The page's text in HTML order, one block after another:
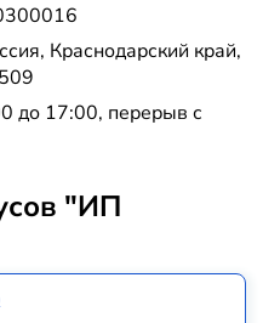
Краснодарский край,
до 17:00, перерыв с
"ИП